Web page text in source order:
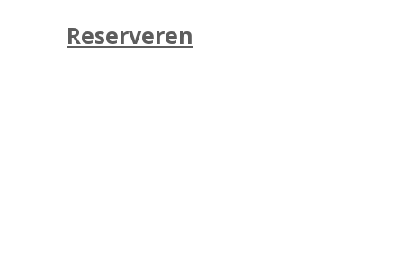
Reserveren